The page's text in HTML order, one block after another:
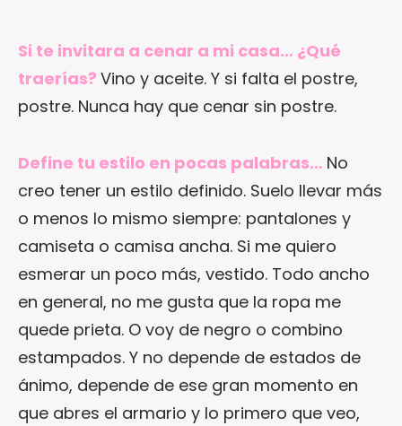
Si te invitara a cenar a mi casa… ¿Qué
traerías? Vino y aceite. Y si falta el postre,
postre. Nunca hay que cenar sin postre.
Define tu estilo en pocas palabras… No
creo tener un estilo definido. Suelo llevar más
o menos lo mismo siempre: pantalones y
camiseta o camisa ancha. Si me quiero
esmerar un poco más, vestido. Todo ancho
en general, no me gusta que la ropa me
quede prieta. O voy de negro o combino
estampados. Y no depende de estados de
ánimo, depende de ese gran momento en
que abres el armario y lo primero que veo,